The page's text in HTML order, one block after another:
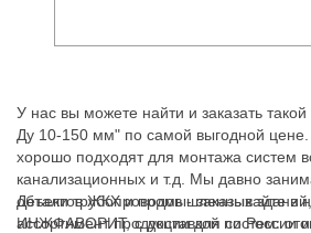
У нас вы можете найти и заказать
Ду 10-150 мм" по самой выгодной
хорошо подходят для монтажа систем
канализационных и т.д. Мы давно
объектов ЖКХ и промышленных
ассортимент продукции для систем:
Детали трубопроводов - заказывайте в
ИНЖФАВОРИТ, с доставкой по России